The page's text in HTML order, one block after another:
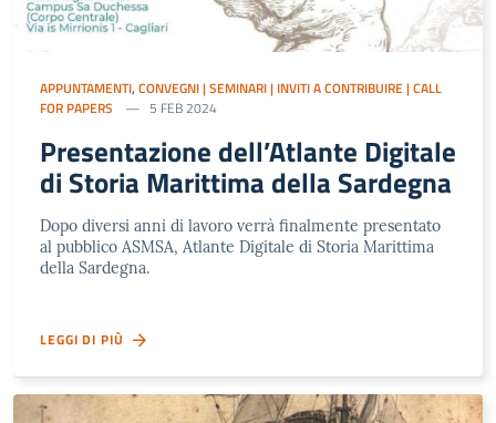
APPUNTAMENTI, CONVEGNI | SEMINARI | INVITI A CONTRIBUIRE | CALL
FOR PAPERS
5 FEB 2024
Presentazione dell’Atlante Digitale
di Storia Marittima della Sardegna
Dopo diversi anni di lavoro verrà finalmente presentato
al pubblico ASMSA, Atlante Digitale di Storia Marittima
della Sardegna.
LEGGI DI PIÙ